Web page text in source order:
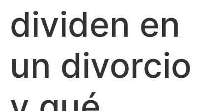
dividen en
un divorcio